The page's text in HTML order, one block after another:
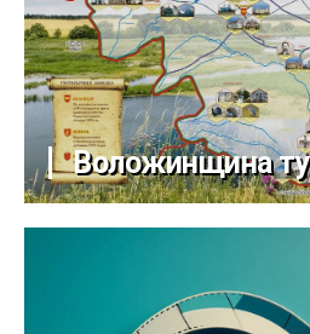
Воложинщина